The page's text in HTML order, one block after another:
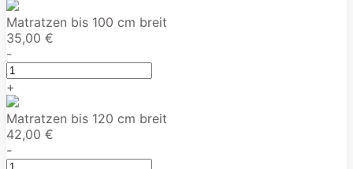
Matratzen bis 100 cm breit
35,00 €
-
+
Matratzen bis 120 cm breit
42,00 €
-